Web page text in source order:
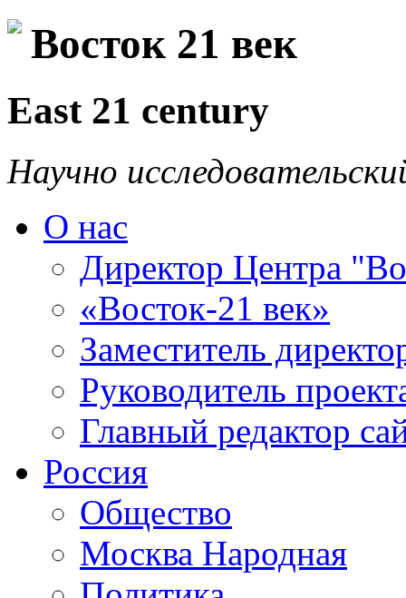
Восток 21 век
East 21 century
Научно
О нас
Директор Центра
«Восток-21 век»
Заместитель
Руководитель
Главный редактор
Россия
Общество
Москва Народная